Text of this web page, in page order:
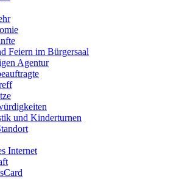
Feiern im Bürgersaal
Agentur
und Kinderturnen
Internet